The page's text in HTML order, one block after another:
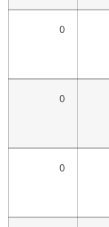
0
0
0